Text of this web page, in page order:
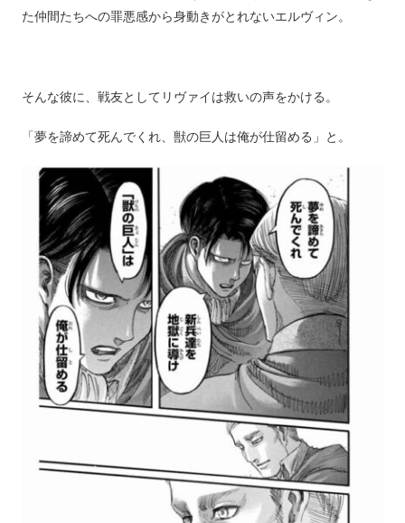
た仲間たちへの罪悪感から身動きがとれないエルヴィン。
そんな彼に、戦友としてリヴァイは救いの声をかける。
「夢を諦めて死んでくれ、獣の巨人は俺が仕留める」と。